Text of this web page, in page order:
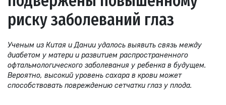
риску заболеваний глаз
Ученым из Китая и Дании удалось выявить связь между
диабетом у матери и развитием распространенного
офтальмологического заболевания у ребенка в будущем.
Вероятно, высокий уровень сахара в крови может
способствовать повреждению сетчатки глаз у плода.